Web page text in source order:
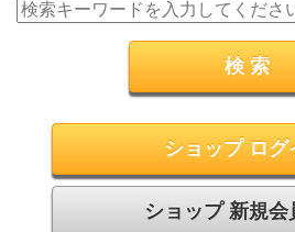
ショップ ログ
ショップ 新規会